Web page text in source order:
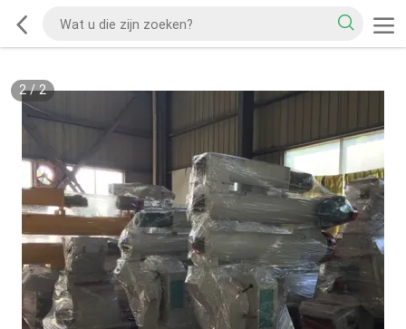
2/2